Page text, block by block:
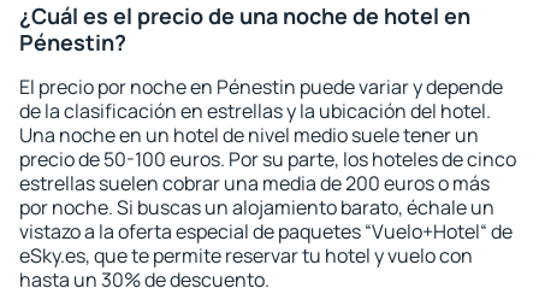
¿Cuál es el precio de una noche de hotel en
Pénestin?
El precio por noche en Pénestin puede variar y depende
de la clasificación en estrellas y la ubicación del hotel.
Una noche en un hotel de nivel medio suele tener un
precio de 50-100 euros. Por su parte, los hoteles de cinco
estrellas suelen cobrar una media de 200 euros o más
por noche. Si buscas un alojamiento barato, échale un
vistazo a la oferta especial de paquetes “Vuelo+Hotel“ de
eSky.es, que te permite reservar tu hotel y vuelo con
hasta un 30% de descuento.